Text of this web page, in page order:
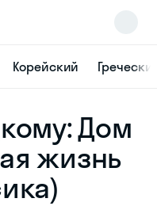
Корейский
Дом
жизнь